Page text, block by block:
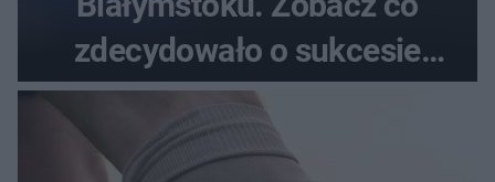
zdecydowało o sukcesie
gości